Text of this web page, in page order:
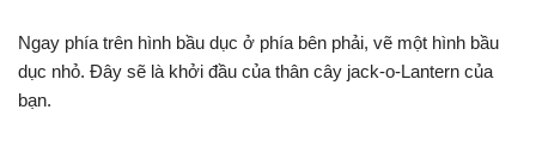
Ngay phía trên hình bầu dục ở phía bên phải, vẽ một hình bầu
dục nhỏ. Đây sẽ là khởi đầu của thân cây jack-o-Lantern của
bạn.